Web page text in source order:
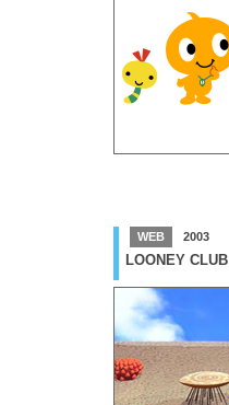
WEB 2003
LOONEY CLUB